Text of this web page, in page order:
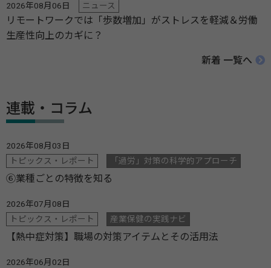
2026年08月06日 ニュース
リモートワークでは「歩数増加」がストレスを軽減＆労働
生産性向上のカギに？
新着 一覧へ
連載・コラム
2026年08月03日
トピックス・レポート
「過労」対策の科学的アプローチ
⑥業種ごとの特徴を知る
2026年07月08日
トピックス・レポート
産業保健の実践ナビ
【熱中症対策】職場の対策アイテムとその活用法
2026年06月02日